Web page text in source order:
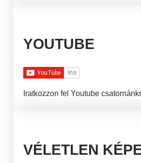
YOUTUBE
Iratkozzon fel Youtube
VÉLETLEN